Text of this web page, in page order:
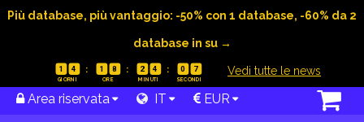
Più database, più vantaggio: -50% con 1 database, -60% da 2
database in su →
1 4 1 8 2 4 0 7 Vedi tutte le news
Area riservata IT EUR